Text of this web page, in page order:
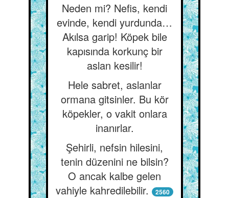
Neden mi? Nefis, kendi
evinde, kendi yurdunda…
Akılsa garip! Köpek bile
kapısında korkunç bir
aslan kesilir!
Hele sabret, aslanlar
ormana gitsinler. Bu kör
köpekler, o vakit onlara
inanırlar.
Şehirli, nefsin hilesini,
tenin düzenini ne bilsin?
O ancak kalbe gelen
vahiyle kahredilebilir.
2560